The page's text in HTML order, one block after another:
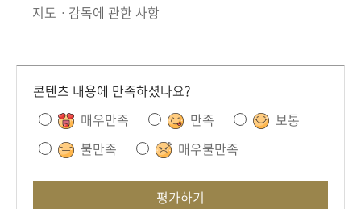
지도ㆍ감독에 관한 사항
콘텐츠 내용에 만족하셨나요?
매우만족
만족
보통
불만족
매우불만족
평가하기